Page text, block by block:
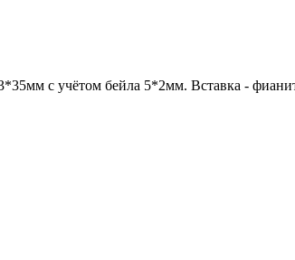
с учётом бейла 5*2мм. Вставка -